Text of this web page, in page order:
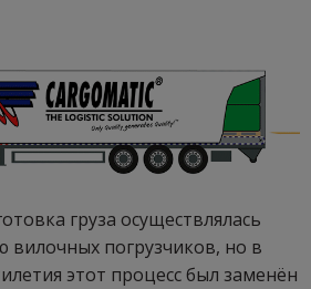
груза осуществлялась
погрузчиков, но в
этот процесс был заменён